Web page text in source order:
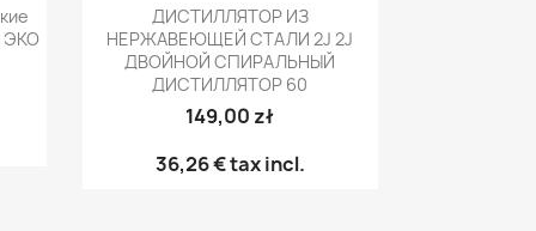
ЭКО
Быстрый просмотр
ДИСТИЛЛЯТОР ИЗ
НЕРЖАВЕЮЩЕЙ СТАЛИ 2J 2J
ДВОЙНОЙ СПИРАЛЬНЫЙ
ДИСТИЛЛЯТОР 60
149,00 zł
36,26 €tax incl.